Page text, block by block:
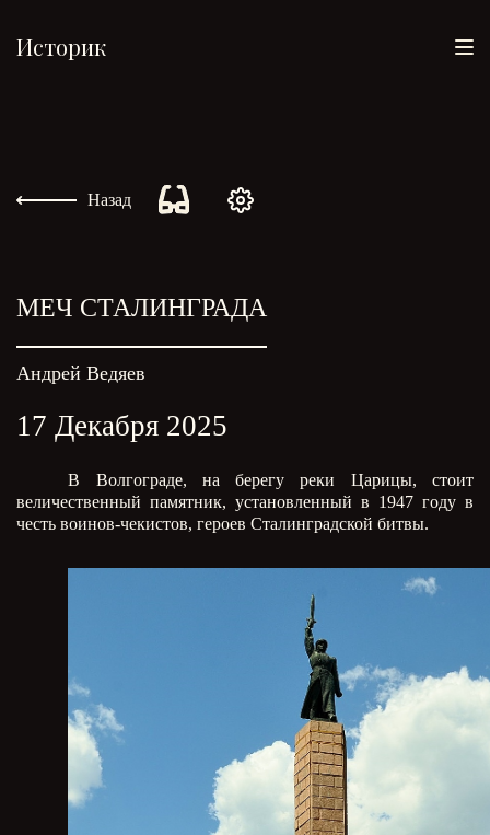
Историк
Назад
МЕЧ СТАЛИНГРАДА
17 Декабря 2025
Андрей Ведяев
В Волгограде, на берегу реки Царицы, стоит
величественный памятник, установленный в 1947 году в
честь воинов-чекистов, героев Сталинградской битвы.